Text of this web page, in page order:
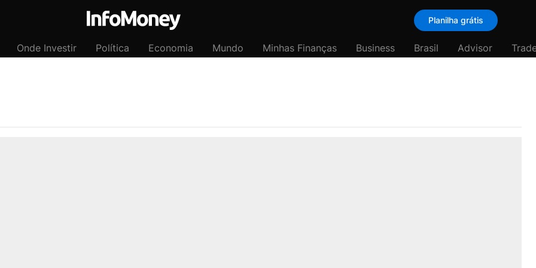
Planilha grátis
Onde Investir Política Economia Mundo Minhas Finanças Business Brasil Advisor